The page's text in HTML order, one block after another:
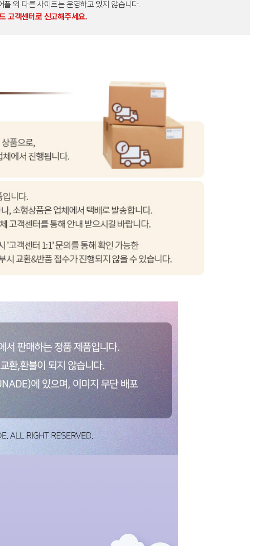
외 다른 사이트는 운영하고 있지 않습니다.
고객센터로 신고해주세요.